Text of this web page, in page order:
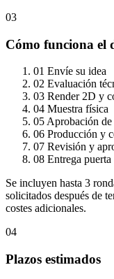
03
Cómo funciona el
01 Envíe su idea
02 Evaluación
03 Render 2D y
04 Muestra física
05 Aprobación de
06 Producción y
07 Revisión y
08 Entrega puerta
Se incluyen hasta 3
solicitados después de
costes adicionales.
04
Plazos estimados